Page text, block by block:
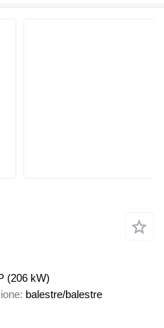
(206 kW)
balestre/balestre